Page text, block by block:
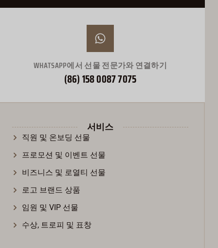
WHATSAPP에서 선물 전문가와 연결하기
(86) 158 0087 7075
서비스
직원 및 온보딩 선물
프로모션 및 이벤트 선물
비즈니스 및 로열티 선물
로고 브랜드 상품
임원 및 VIP 선물
수상, 트로피 및 표창
Deutsch
日本語
Svenska
Suomi
Ελληνικά
Română